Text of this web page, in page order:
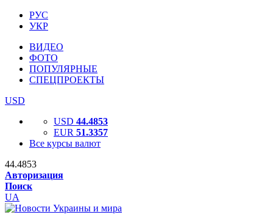
РУС
УКР
ВИДЕО
ФОТО
ПОПУЛЯРНЫЕ
СПЕЦПРОЕКТЫ
USD
USD 44.4853
EUR 51.3357
Все курсы валют
44.4853
Авторизация
Поиск
UA